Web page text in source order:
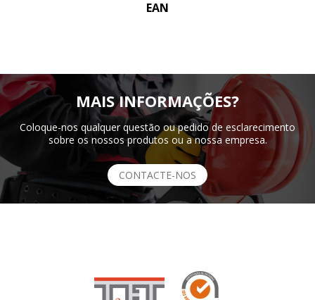
EAN
MAIS INFORMAÇÕES?
Coloque-nos qualquer questão ou pedido de esclarecimento
sobre os nossos produtos ou a nossa empresa.
CONTACTE-NOS